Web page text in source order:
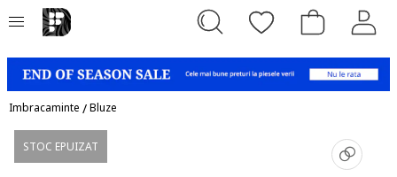
Imbracaminte /Bluze
STOC EPUIZAT